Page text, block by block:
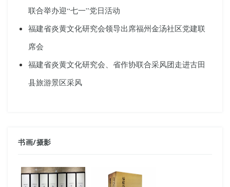
联合举办迎“七一”党日活动
福建省炎黄文化研究会领导出席福州金汤社区党建联
席会
福建省炎黄文化研究会、省作协联合采风团走进古田
县旅游景区采风
书画/摄影